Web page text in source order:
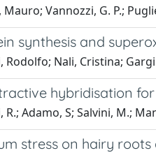
Vannozzi, G. P.;
synthesis and
Rodolfo; Nali, Cristina;
hybridisation
R.; Adamo, S; Salvini, M.;
stress on hairy